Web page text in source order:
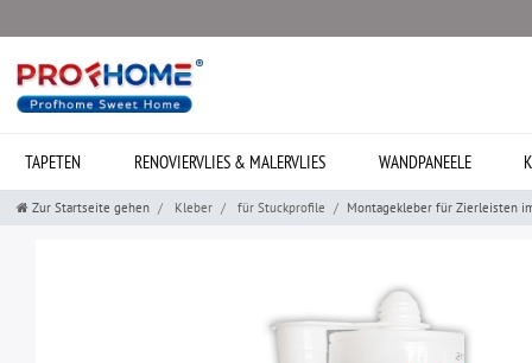
TAPETEN RENOVIERVLIES & MALERVLIES WANDPANEELE
Zur Startseite gehen Kleber für Stuckprofile Montagekleber für Zierleisten